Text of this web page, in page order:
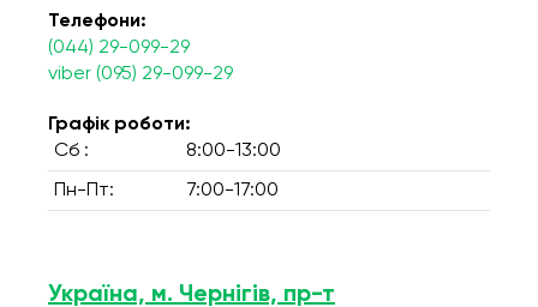
Телефони:
(044) 29-099-29
viber (095) 29-099-29
Графік роботи:
Сб :
8:00-13:00
Пн-Пт: 7:00-17:00
Україна, м. Чернігів, пр-т